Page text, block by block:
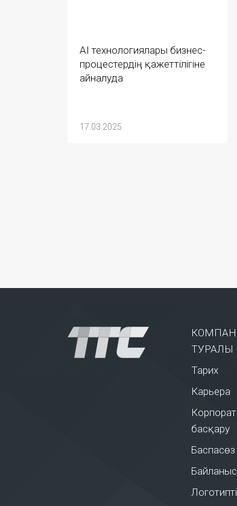
AI технологиялары бизнес-
процестердің қажеттілігіне
айналуда
17.03.2025
ТУРАЛЫ
Тарих
Карьера
басқару
Байланыс